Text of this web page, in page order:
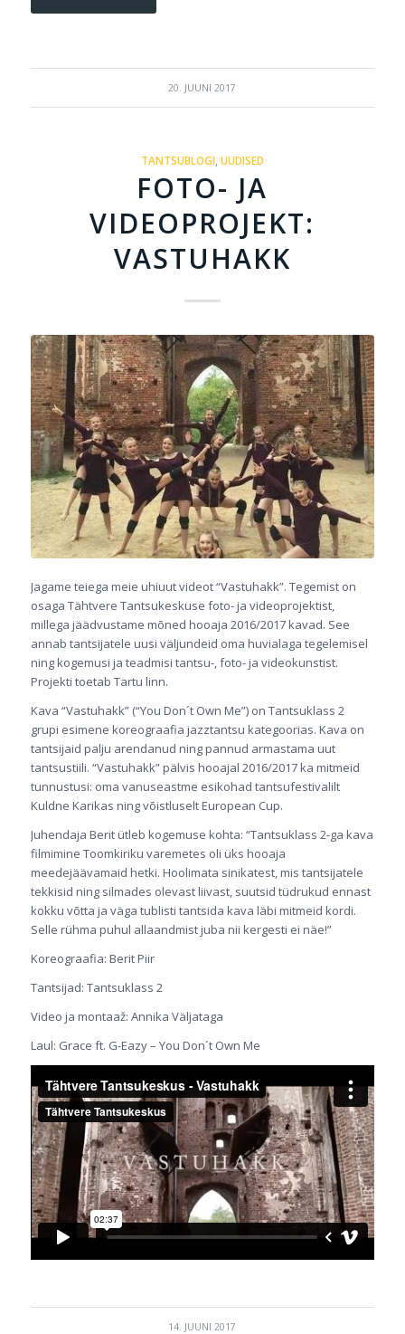
20. JUUNI 2017
TANTSUBLOGI UUDISED
FOTO- JA
VIDEOPROJEKT:
VASTUHAKK
Jagame teiega meie uhiuut videot “Vastuhakk”. Tegemist on
osaga Tähtvere Tantsukeskuse foto- ja videoprojektist,
millega jäädvustame mõned hooaja 2016/2017 kavad. See
annab tantsijatele uusi väljundeid oma huvialaga tegelemisel
ning kogemusi ja teadmisi tantsu-, foto- ja videokunstist.
Projekti toetab Tartu linn.
Kava “Vastuhakk” (“You Don´t Own Me”) on Tantsuklass 2
grupi esimene koreograafia jazztantsu kategoorias. Kava on
tantsijaid palju arendanud ning pannud armastama uut
tantsustiili. “Vastuhakk” pälvis hooajal 2016/2017 ka mitmeid
tunnustusi: oma vanuseastme esikohad tantsufestivalilt
Kuldne Karikas ning võistluselt European Cup.
Juhendaja Berit ütleb kogemuse kohta: “Tantsuklass 2-ga kava
filmimine Toomkiriku varemetes oli üks hooaja
meedejäävamaid hetki. Hoolimata sinikatest, mis tantsijatele
tekkisid ning silmades olevast liivast, suutsid tüdrukud ennast
kokku võtta ja väga tublisti tantsida kava läbi mitmeid kordi.
Selle rühma puhul allaandmist juba nii kergesti ei näe!”
Koreograafia: Berit Piir
Tantsijad: Tantsuklass 2
Video ja montaaž: Annika Väljataga
Laul: Grace ft. G-Eazy – You Don´t Own Me
14. JUUNI 2017